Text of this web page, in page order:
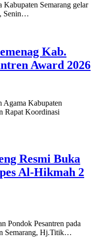
Semarang gelar
Senin…
Kab.
Award 2026
Agama Kabupaten
Rapat Koordinasi
Resmi Buka
Al-Hikmah 2
Pondok Pesantren pada
Semarang, Hj.Titik…